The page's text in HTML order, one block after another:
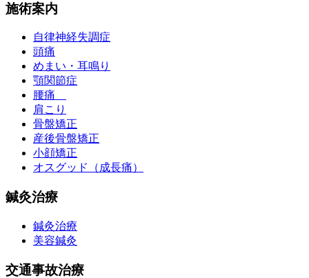
施術案内
自律神経失調症
頭痛
めまい・耳鳴り
顎関節症
腰痛
肩こり
骨盤矯正
産後骨盤矯正
小顔矯正
オスグッド（成長痛）
鍼灸治療
鍼灸治療
美容鍼灸
交通事故治療